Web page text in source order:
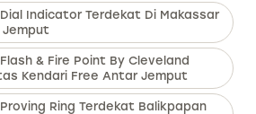
Indicator Terdekat Di Makassar
& Fire Point By Cleveland
Kendari Free Antar Jemput
Ring Terdekat Balikpapan